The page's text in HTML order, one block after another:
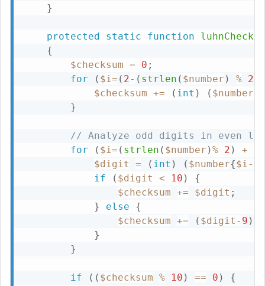
}
protected static function luhnCheck
{
$checksum = 0 ;
for
( $i= ( 2- ( strlen ( $number ) % 2
$checksum += ( int ) ( $number
}
// Analyze odd digits in even
for
( $i= ( strlen ( $number )% 2 ) +
$digit
= ( int ) ( $number{$i-
if
( $digit < 10 )
{
$checksum += $digit ;
}
else
{
$checksum += ( $digit - 9 )
}
}
if ( ( $checksum % 10 ) == 0 ) {